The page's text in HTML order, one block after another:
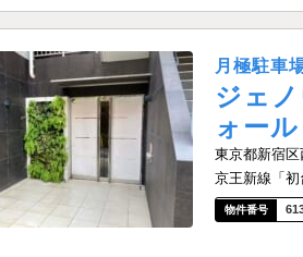
月極駐車
ジェ
ォール
東京都新宿
京王新線「